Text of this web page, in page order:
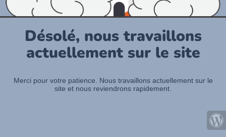
Désolé, nous travaillons
actuellement sur le site
Merci pour votre patience. Nous travaillons actuellement sur le
site et nous reviendrons rapidement.